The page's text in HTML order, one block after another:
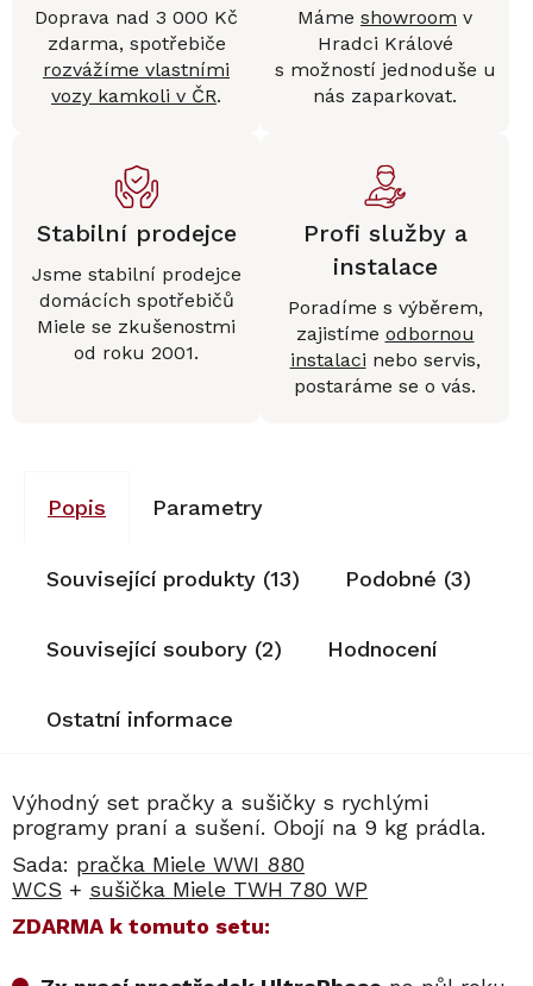
Doprava nad 3 000 Kč
zdarma, spotřebiče
rozvážíme vlastními
vozy kamkoli v ČR.
Máme showroom v
Hradci Králové
s možností jednoduše u
nás zaparkovat.
Stabilní prodejce
Jsme stabilní prodejce
domácích spotřebičů
Miele se zkušenostmi
od roku 2001.
Profi služby a
instalace
Poradíme s výběrem,
zajistíme odbornou
instalaci nebo servis,
postaráme se o vás.
Popis Parametry
Související produkty (13) Podobné (3)
Související soubory (2) Hodnocení
Ostatní informace
Výhodný set pračky a sušičky s rychlými
programy praní a sušení. Obojí na 9 kg prádla.
Sada: pračka Miele WWI 880
WCS + sušička Miele TWH 780 WP
ZDARMA k tomuto setu: